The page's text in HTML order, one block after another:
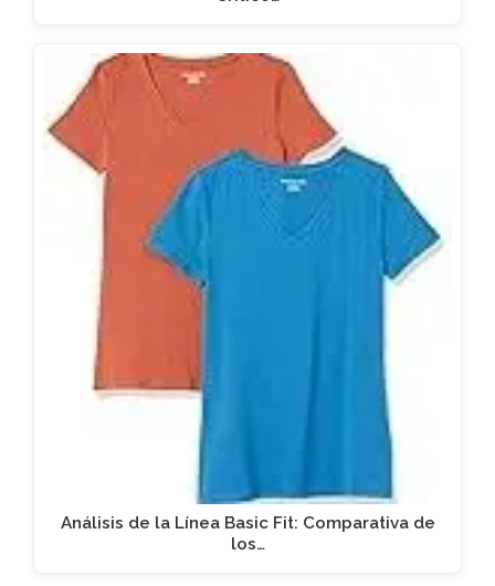
Análisis de la Línea Basic Fit: Comparativa de
los…